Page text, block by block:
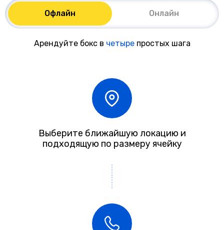
Офлайн Онлайн
Арендуйте бокс в четырепростых шага
Выберите ближайшую локацию и
подходящую по размеру ячейку